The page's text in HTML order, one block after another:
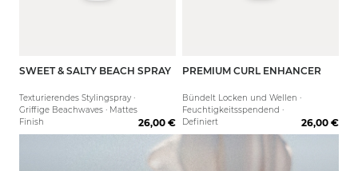
125 ml
SWEET & SALTY BEACH SPRAY
Texturierendes Stylingspray ·
Griffige Beachwaves · Mattes
Finish
26,00 €
125 ml
PREMIUM CURL ENHANCER
Bündelt Locken und Wellen ·
Feuchtigkeitsspendend ·
Definiert
26,00 €